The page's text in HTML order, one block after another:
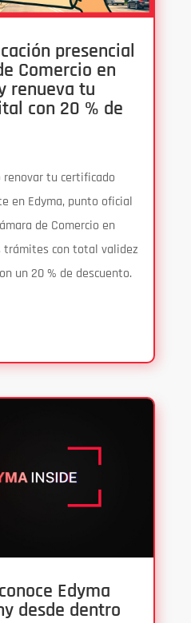
presencial
Comercio en
renueva tu
con 20 % de
tu certificado
en Edyma, punto oficial
de Comercio en
trámites con total validez
un 20 % de descuento.
Edyma
desde dentro